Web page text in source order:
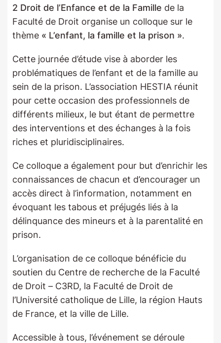
2 Droit de l’Enfance et de la Famille de la
Faculté de Droit organise un colloque sur le
thème « L’enfant, la famille et la prison ».
Cette journée d’étude vise à aborder les
problématiques de l’enfant et de la famille au
sein de la prison. L’association HESTIA réunit
pour cette occasion des professionnels de
différents milieux, le but étant de permettre
des interventions et des échanges à la fois
riches et pluridisciplinaires.
Ce colloque a également pour but d’enrichir les
connaissances de chacun et d’encourager un
accès direct à l’information, notamment en
évoquant les tabous et préjugés liés à la
délinquance des mineurs et à la parentalité en
prison.
L’organisation de ce colloque bénéficie du
soutien du Centre de recherche de la Faculté
de Droit – C3RD, la Faculté de Droit de
l’Université catholique de Lille, la région Hauts
de France, et la ville de Lille.
Accessible à tous, l’événement se déroule